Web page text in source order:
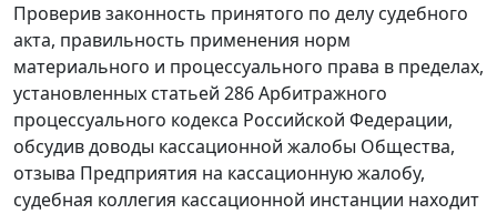
Проверив законность принятого по делу судебного
акта, правильность применения норм
материального и процессуального права в пределах,
установленных статьей 286Арбитражного
процессуального кодекса Российской Федерации,
обсудив доводы кассационной жалобы Общества,
отзыва Предприятия на кассационную жалобу,
судебная коллегия кассационной инстанции находит